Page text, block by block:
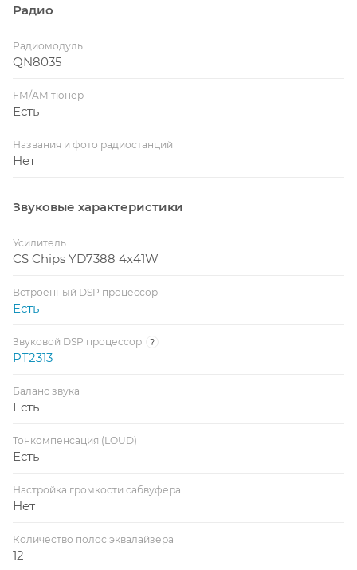
Радио
Радиомодуль
QN8035
FM/AM тюнер
Есть
Названия и фото радиостанций
Нет
Звуковые характеристики
Усилитель
CS Chips YD7388 4x41W
Встроенный DSP процессор
Есть
Звуковой DSP процессор ?
PT2313
Баланс звука
Есть
Тонкомпенсация (LOUD)
Есть
Настройка громкости сабвуфера
Нет
Количество полос эквалайзера
12